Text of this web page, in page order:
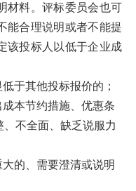
材料。评标委员会也可
能合理说明或者不能提
该投标人以低于企业成
于其他投标报价的；
本节约措施、优惠条
不全面、缺乏说服力
的、需要澄清或说明